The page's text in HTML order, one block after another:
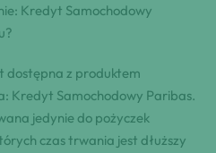
Kredyt Samochodowy
dostępna z produktem
Kredyt Samochodowy Paribas.
jedynie do pożyczek
czas trwania jest dłuższy